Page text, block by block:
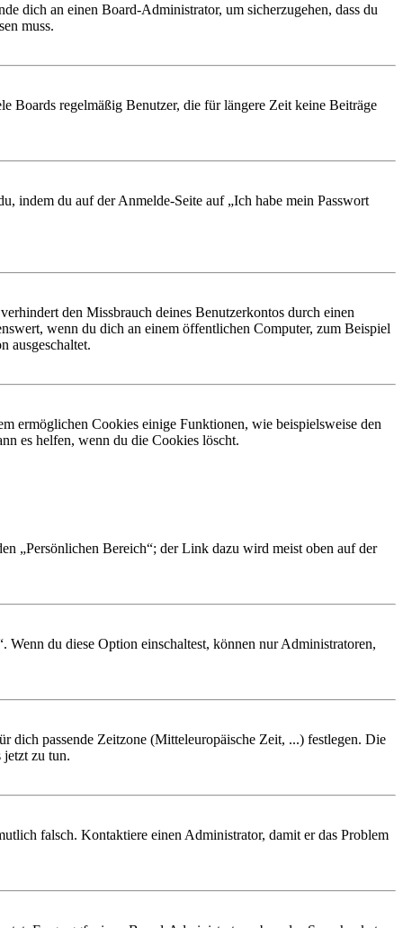
dich an einen Board-Administrator, um sicherzugehen, dass du
muss.
Boards regelmäßig Benutzer, die für längere Zeit keine Beiträge
indem du auf der Anmelde-Seite auf „Ich habe mein Passwort
den Missbrauch deines Benutzerkontos durch einen
wenn du dich an einem öffentlichen Computer, zum Beispiel
ausgeschaltet.
ermöglichen Cookies einige Funktionen, wie beispielsweise den
es helfen, wenn du die Cookies löscht.
„Persönlichen Bereich“; der Link dazu wird meist oben auf der
du diese Option einschaltest, können nur Administratoren,
dich passende Zeitzone (Mitteleuropäische Zeit, ...) festlegen. Die
jetzt zu tun.
falsch. Kontaktiere einen Administrator, damit er das Problem